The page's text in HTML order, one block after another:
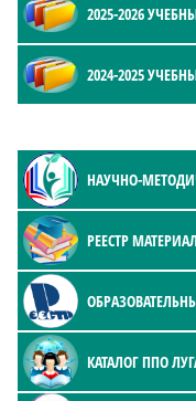
2025-2026
2024-2025
НАУЧНО-
РЕЕСТР
КАТАЛОГ ППО